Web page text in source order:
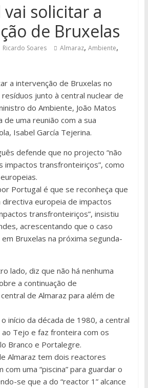
solicitar a
de Bruxelas
Ricardo Soares Almaraz, Ambiente,
a intervenção de Bruxelas no
junto à central nuclear de
do Ambiente, João Matos
de uma reunião com a sua
Isabel García Tejerina.
defende que no projecto “não
impactos transfronteiriços”, como
Portugal é que se reconheça que
directiva europeia de impactos
transfronteiriços”, insistiu
acrescentando que o caso
Bruxelas na próxima segunda-
lado, diz que não há nenhuma
a continuação de
de Almaraz para além de
início da década de 1980, a central
Tejo e faz fronteira com os
Branco e Portalegre.
Almaraz tem dois reactores
com uma “piscina” para guardar o
se que a do “reactor 1” alcance